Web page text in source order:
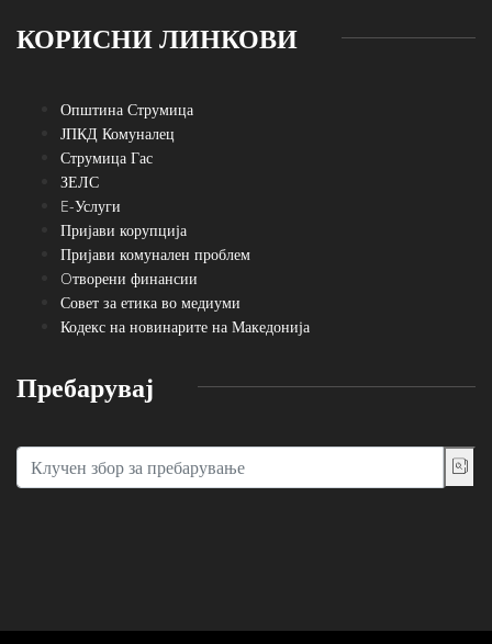
КОРИСНИ ЛИНКОВИ
Општина Струмица
ЈПКД Комуналец
Струмица Гас
ЗЕЛС
E-Услуги
Пријави корупција
Пријави комунален проблем
Oтворени финансии
Совет за етика во медиуми
Кодекс на новинарите на Македонија
Пребарувај